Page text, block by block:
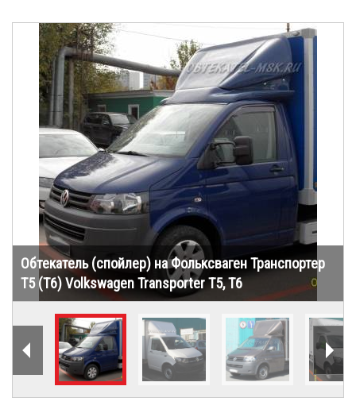
«Обтекатели (спойлеры)
Обтекатель (спойлер) на Фольксваген Транспортер
Т5 (Т6) Volkswagen Transporter T5, T6